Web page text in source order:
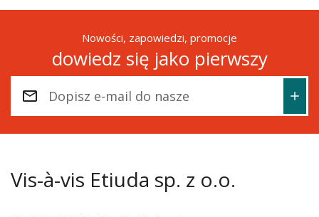
Nowości, zapowiedzi, promocje
dowiedz się jako pierwszy
Vis-à-vis Etiuda sp. z o.o.